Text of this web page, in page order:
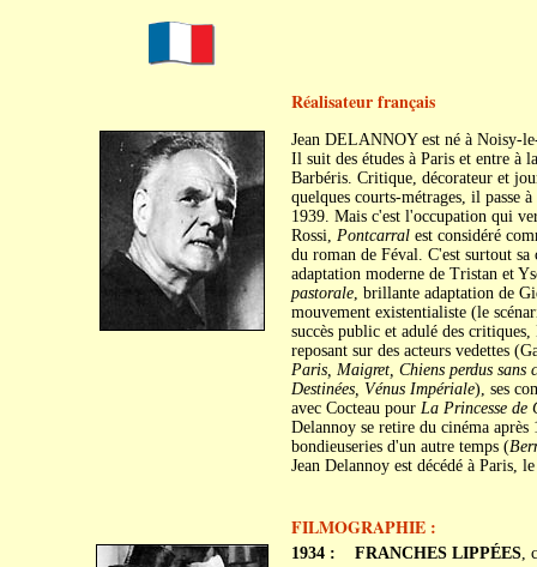
Réalisateur français
Jean DELANNOY est né à Noisy-
Il suit des études à Paris et entre à
Barbéris. Critique, décorateur et
quelques courts-métrages, il passe
1939. Mais c'est l'occupation qui
Rossi, Pontcarralest considéré
du roman de Féval. C'est surtout
adaptation moderne de Tristan et
pastorale, brillante adaptation de
mouvement existentialiste (le
succès public et adulé des
reposant sur des acteurs vedettes
Paris, Maigret, Chiens perdus sans
Destinées, Vénus Impériale), ses
avec Cocteau pour La Princesse de
Delannoy se retire du cinéma
bondieuseries d'un autre temps (
Jean Delannoy est décédé à Paris,
FILMOGRAPHIE :
1934 : FRANCHES LIPPÉES,